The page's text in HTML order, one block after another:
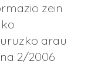
zein
arau
2/2006